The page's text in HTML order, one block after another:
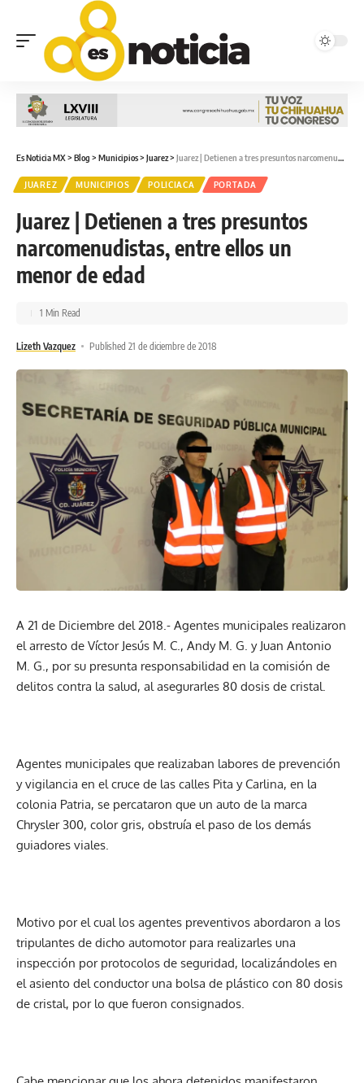
Es Noticia MX> Blog > Municipios> Juarez> Juarez | Detienen a tres presuntos narcomenudistas, entre ellos un menor de edad
JUAREZ MUNICIPIOS POLICIACA PORTADA
Juarez | Detienen a tres presuntos
narcomenudistas, entre ellos un
menor de edad
Lizeth Vazquez Published 21 de diciembre de 2018
1 Min Read
A 21 de Diciembre del 2018.- Agentes municipales realizaron
el arresto de Víctor Jesús M. C., Andy M. G. y Juan Antonio
M. G., por su presunta responsabilidad en la comisión de
delitos contra la salud, al asegurarles 80 dosis de cristal.
Agentes municipales que realizaban labores de prevención
y vigilancia en el cruce de las calles Pita y Carlina, en la
colonia Patria, se percataron que un auto de la marca
Chrysler 300, color gris, obstruía el paso de los demás
guiadores viales.
Motivo por el cual los agentes preventivos abordaron a los
tripulantes de dicho automotor para realizarles una
inspección por protocolos de seguridad, localizándoles en
el asiento del conductor una bolsa de plástico con 80 dosis
de cristal, por lo que fueron consignados.